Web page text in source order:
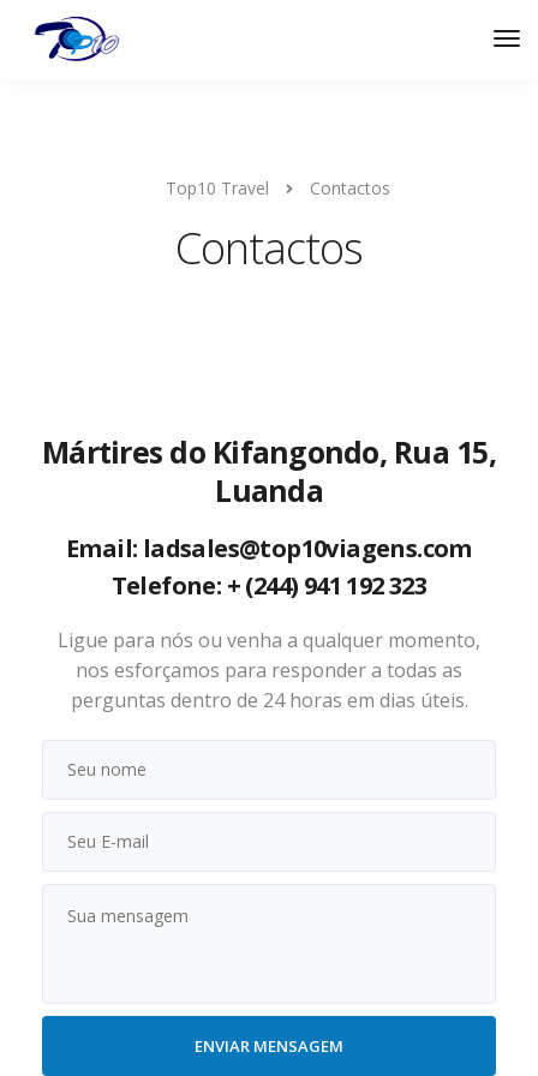
Top10 Travel Contactos
Contactos
Mártires do Kifangondo, Rua 15,
Luanda
Email: ladsales@top10viagens.com
Telefone: + (244) 941 192 323
Ligue para nós ou venha a qualquer momento,
nos esforçamos para responder a todas as
perguntas dentro de 24 horas em dias úteis.